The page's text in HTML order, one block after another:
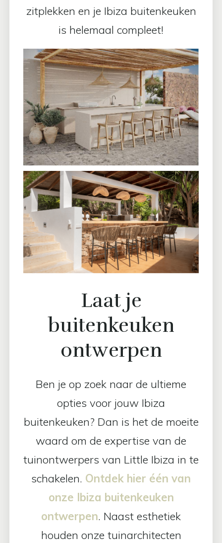
zitplekken en je Ibiza buitenkeuken
is helemaal compleet!
Laat je
buitenkeuken
ontwerpen
Ben je op zoek naar de ultieme
opties voor jouw Ibiza
buitenkeuken? Dan is het de moeite
waard om de expertise van de
tuinontwerpers van Little Ibiza in te
schakelen. Ontdek hier één van
onze Ibiza buitenkeuken
ontwerpen. Naast esthetiek
houden onze tuinarchitecten